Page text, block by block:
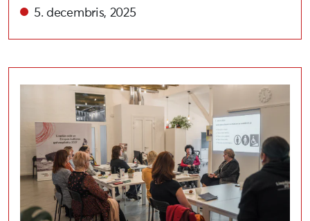
5. decembris, 2025